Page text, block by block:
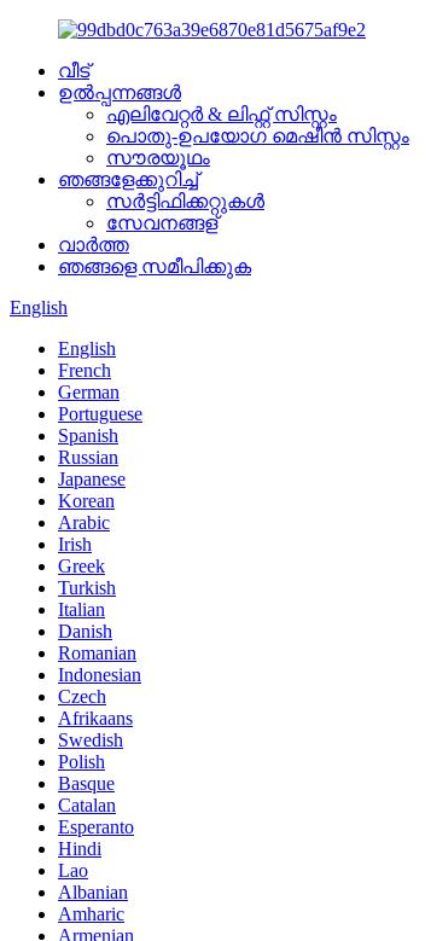
വീട്
ഉൽപ്പന്നങ്ങൾ
എലിവേറ്റർ & ലിഫ്റ്റ് സിസ്റ്റം
പൊതു-ഉപയോഗ മെഷീൻ സിസ്റ്റം
സൗരയൂഥം
ഞങ്ങളേക്കുറിച്ച്
സർട്ടിഫിക്കറ്റുകൾ
സേവനങ്ങള്
വാർത്ത
ഞങ്ങളെ സമീപിക്കുക
English
English
French
German
Portuguese
Spanish
Russian
Japanese
Korean
Arabic
Irish
Greek
Turkish
Italian
Danish
Romanian
Indonesian
Czech
Afrikaans
Swedish
Polish
Basque
Catalan
Esperanto
Hindi
Lao
Albanian
Amharic
Armenian